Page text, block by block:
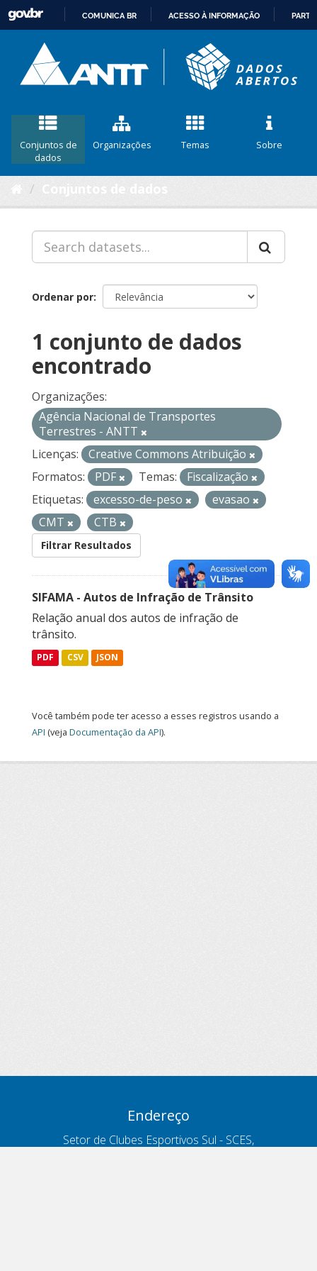
CONTEÚDO
COMUNICA BR ACESSO À INFORMAÇÃO
Conjuntos de
dados
Organizações Temas Sobre
Ordenar por
1 conjunto de dados
encontrado
Organizações:
Agência Nacional de Transportes
Terrestres - ANTT
Licenças:
Creative Commons Atribuição
Formatos:
PDF Temas:
Fiscalização
Etiquetas:
excesso-de-peso
evasao
CMT
CTB
Filtrar Resultados
SIFAMA - Autos de Infração de Trânsito
Relação anual dos autos de infração de
trânsito.
PDF CSV JSON
Você também pode ter acesso a esses registros usando a
API (veja Documentação da API).
Endereço
Setor de Clubes Esportivos Sul - SCES,